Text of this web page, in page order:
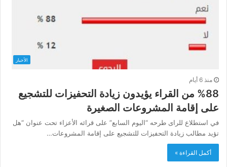
الأخبار
منذ 6 أيام
%88 من القراء يؤيدون زيادة التحفيزات للتشجيع
على إقامة المشروعات الصغيرة
في استطلاع للراى طرحه “اليوم السابع” على قرائه الأعزاء تحت عنوان “هل
تؤيد مطالب زيادة التحفيزات للتشجيع على إقامة المشروعات…
أكمل القراءة »